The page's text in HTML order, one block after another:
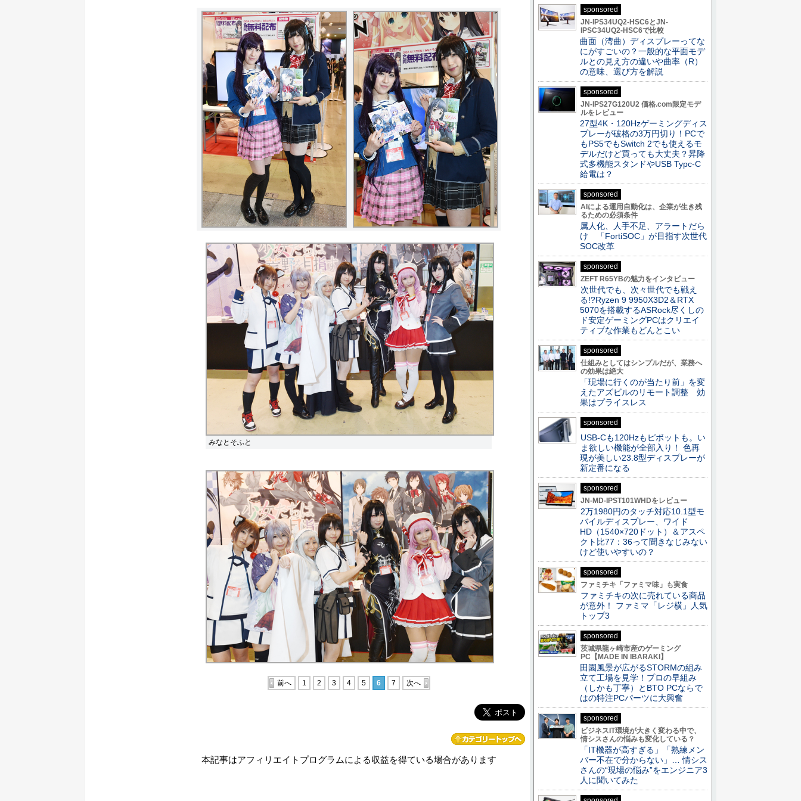
みなとそふと
前へ 1 2 3 4 5 6 7 次へ
本記事はアフィリエイトプログラムによる収益を得ている場合があります
sponsored
JN-IPS34UQ2-HSC6とJN-
IPSC34UQ2-HSC6で比較
曲面（湾曲）ディスプレーってな
にがすごいの？一般的な平面モデ
ルとの見え方の違いや曲率（R）
の意味、選び方を解説
sponsored
JN-IPS27G120U2 価格.com限定モデ
ルをレビュー
27型4K・120Hzゲーミングディス
プレーが破格の3万円切り！PCで
もPS5でもSwitch 2でも使えるモ
デルだけど買っても大丈夫？昇降
式多機能スタンドやUSB Typc-C
給電は？
sponsored
AIによる運用自動化は、企業が生き残
るための必須条件
属人化、人手不足、アラートだら
け 「FortiSOC」が目指す次世代
SOC改革
sponsored
ZEFT R65YBの魅力をインタビュー
次世代でも、次々世代でも戦え
る!?Ryzen 9 9950X3D2＆RTX
5070を搭載するASRock尽くしの
ド安定ゲーミングPCはクリエイ
ティブな作業もどんとこい
sponsored
仕組みとしてはシンプルだが、業務へ
の効果は絶大
「現場に行くのが当たり前」を変
えたアズビルのリモート調整 効
果はプライスレス
sponsored
USB-Cも120Hzもピボットも。い
ま欲しい機能が全部入り！ 色再
現が美しい23.8型ディスプレーが
新定番になる
sponsored
JN-MD-IPST101WHDをレビュー
2万1980円のタッチ対応10.1型モ
バイルディスプレー、ワイド
HD（1540×720ドット）＆アスペ
クト比77：36って聞きなじみない
けど使いやすいの？
sponsored
ファミチキ「ファミマ味」も実食
ファミチキの次に売れている商品
が意外！ ファミマ「レジ横」人気
トップ3
sponsored
茨城県龍ヶ崎市産のゲーミング
PC【MADE IN IBARAKI】
田園風景が広がるSTORMの組み
立て工場を見学！プロの早組み
（しかも丁寧）とBTO PCならで
はの特注PCパーツに大興奮
sponsored
ビジネスIT環境が大きく変わる中で、
情シスさんの悩みも変化している？
「IT機器が高すぎる」「熟練メン
バー不在で分からない」… 情シス
さんの“現場の悩み”をエンジニア3
人に聞いてみた